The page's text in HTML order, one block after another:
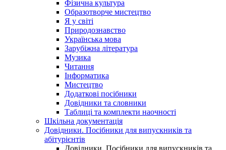
Фізична культура
Образотворче мистецтво
Я у світі
Природознавство
Українська мова
Зарубіжна література
Музика
Читання
Інформатика
Мистецтво
Додаткові посібники
Довідники та словники
Таблиці та комплекти наочності
Шкільна документація
Довідники. Посібники для випускників та
абітурієнтів
Довідники. Посібники для випускників та